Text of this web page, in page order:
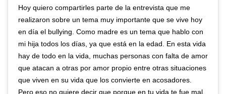
Hoy quiero compartirles parte de la entrevista que me
realizaron sobre un tema muy importante que se vive hoy
en día el bullying. Como madre es un tema que hablo con
mi hija todos los días, ya que está en la edad. En esta vida
hay de todo en la vida, muchas personas con falta de amor
que atacan a otras por amor propio entre otras situaciones
que viven en su vida que los convierte en acosadores.
Pero eso no quiere decir que porque en tu vida te fue mal,